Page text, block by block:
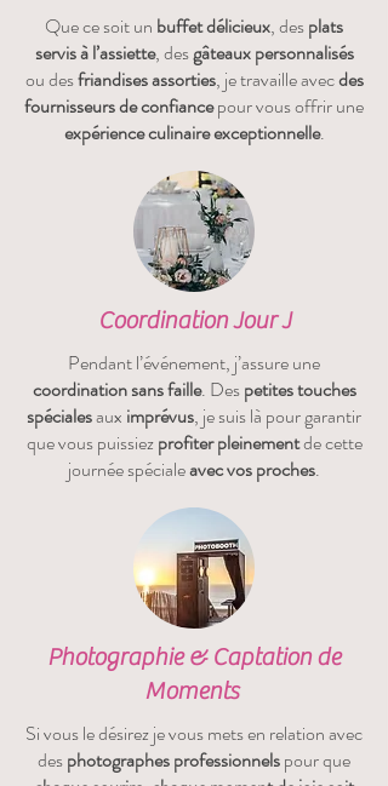
Que ce soit un buffet délicieux, desplats
servis à l’assiette, desgâteaux personnalisés
ou desfriandises assorties, je travaille avecdes
fournisseurs de confiancepour vous offrir une
expérience culinaire exceptionnelle.
Coordination Jour J
Pendant l’événement, j’assure une
coordination sans faille. Despetites touches
spécialesaux imprévus, je suis là pour garantir
que vous puissiezprofiter pleinementde cette
journée spécialeavec vos proches.
Photographie & Captation de
Moments
Si vous le désirez je vous mets en relation avec
desphotographes professionnelspour que